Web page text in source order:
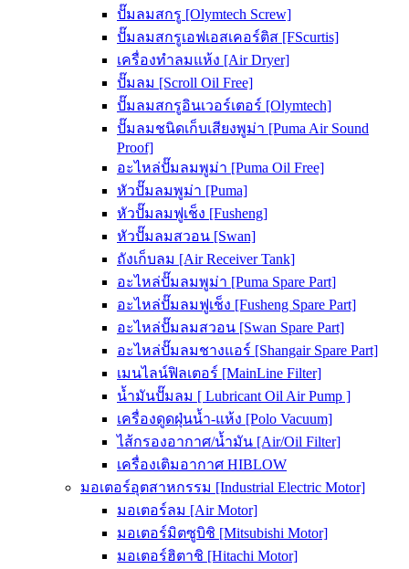
ปั๊มลมสกรู [Olymtech Screw]
ปั๊มลมสกรูเอฟเอสเคอร์ติส [FScurtis]
เครื่องทำลมแห้ง [Air Dryer]
ปั๊มลม [Scroll Oil Free]
ปั๊มลมสกรูอินเวอร์เตอร์ [Olymtech]
ปั๊มลมชนิดเก็บเสียงพูม่า [Puma Air Sound
Proof]
อะไหล่ปั๊มลมพูม่า [Puma Oil Free]
หัวปั๊มลมพูม่า [Puma]
หัวปั๊มลมฟูเช็ง [Fusheng]
หัวปั๊มลมสวอน [Swan]
ถังเก็บลม [Air Receiver Tank]
อะไหล่ปั๊มลมพูม่า [Puma Spare Part]
อะไหล่ปั๊มลมฟูเช็ง [Fusheng Spare Part]
อะไหล่ปั๊มลมสวอน [Swan Spare Part]
อะไหล่ปั๊มลมชางแอร์ [Shangair Spare Part]
เมนไลน์ฟิลเตอร์ [MainLine Filter]
น้ำมันปั๊มลม [ Lubricant Oil Air Pump ]
เครื่องดูดฝุ่นน้ำ-แห้ง [Polo Vacuum]
ไส้กรองอากาศ/น้ำมัน [Air/Oil Filter]
เครื่องเติมอากาศ HIBLOW
มอเตอร์อุตสาหกรรม [Industrial Electric Motor]
มอเตอร์ลม [Air Motor]
มอเตอร์มิตซูบิชิ [Mitsubishi Motor]
มอเตอร์ฮิตาชิ [Hitachi Motor]